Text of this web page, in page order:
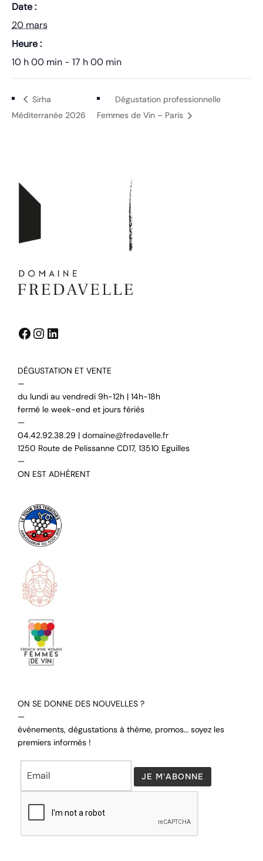
Date :
20 mars
Heure :
10 h 00 min - 17 h 00 min
Sirha
Méditerranée 2026
Dégustation professionnelle
Femmes de Vin – Paris
Facebook
Instagram
LinkedIn
DÉGUSTATION ET VENTE
—
du lundi au vendredi 9h-12h | 14h-18h
fermé le week-end et jours fériés
—
04.42.92.38.29 | domaine@fredavelle.fr
1250 Route de Pelissanne CD17, 13510 Eguilles
—
ON EST ADHÉRENT
ON SE DONNE DES NOUVELLES ?
—
événements, dégustations à thème, promos… soyez les
premiers informés !